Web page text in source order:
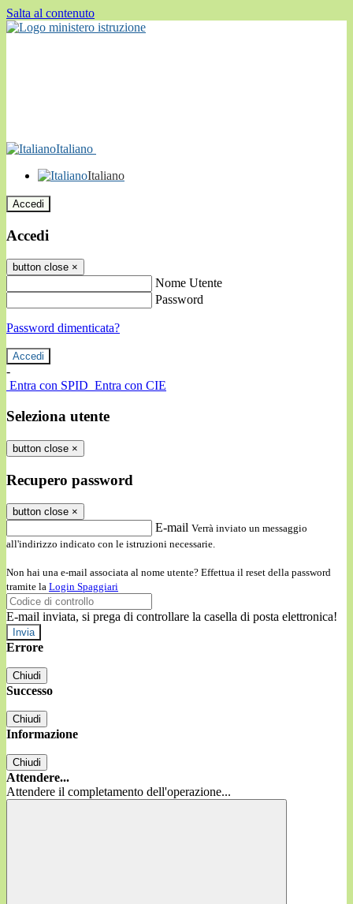
Salta al contenuto
Italiano
Italiano
Accedi
Accedi
button close ×
Nome Utente
Password
Password dimenticata?
-
Entra con SPID Entra con CIE
Seleziona utente
button close ×
Recupero password
button close ×
E-mail Verrà inviato un messaggio
all'indirizzo indicato con le istruzioni necessarie.
Non hai una e-mail associata al nome utente? Effettua il reset della password
tramite la Login Spaggiari
E-mail inviata, si prega di controllare la casella di posta elettronica!
Errore
Chiudi
Successo
Chiudi
Informazione
Chiudi
Attendere...
Attendere il completamento dell'operazione...